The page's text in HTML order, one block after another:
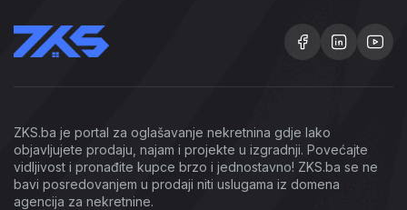
ZKS.ba je portal za oglašavanje nekretnina gdje lako
objavljujete prodaju, najam i projekte u izgradnji. Povećajte
vidljivost i pronađite kupce brzo i jednostavno! ZKS.ba se ne
bavi posredovanjem u prodaji niti uslugama iz domena
agencija za nekretnine.